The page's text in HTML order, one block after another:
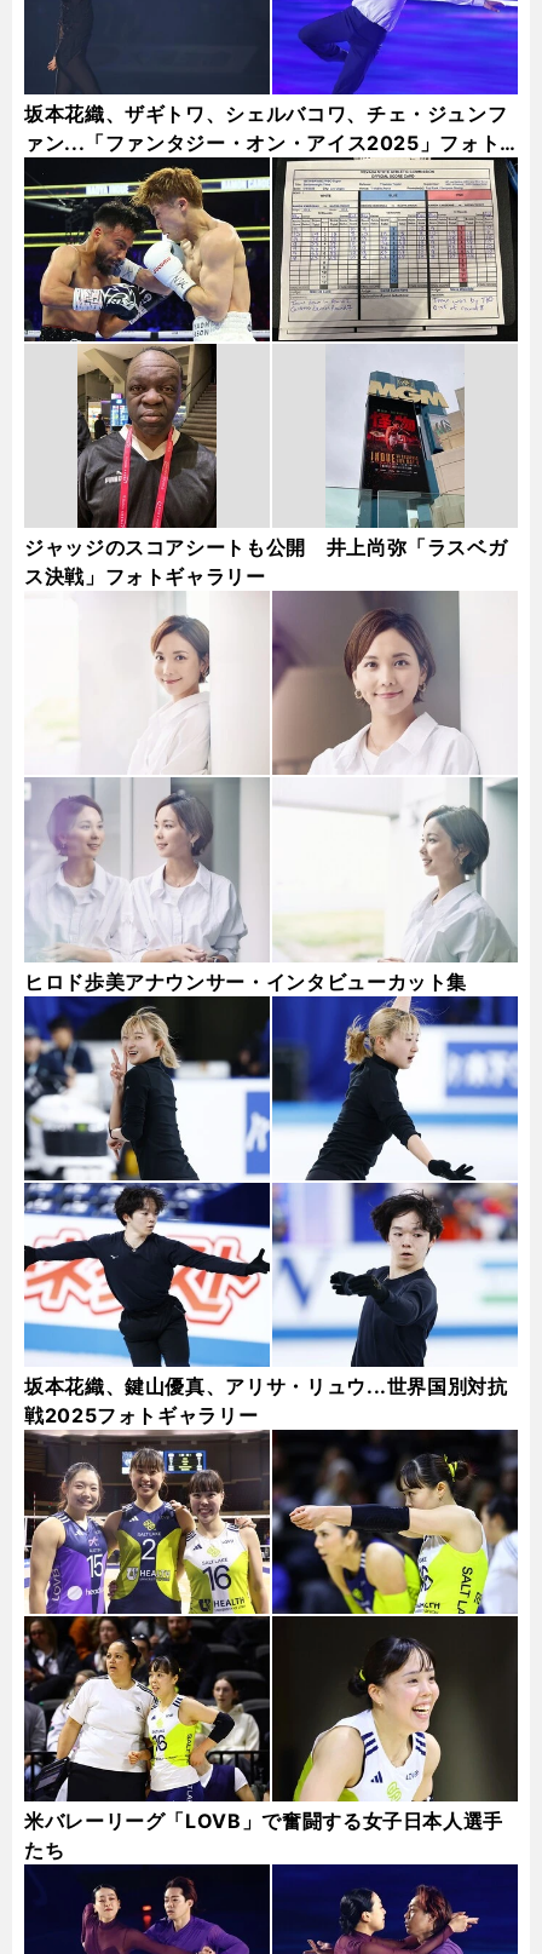
坂本花織、ザギトワ、シェルバコワ、チェ・ジュンフ
ァン...「ファンタジー・オン・アイス2025」フォト
ギャラリー
ジャッジのスコアシートも公開 井上尚弥「ラスベガ
ス決戦」フォトギャラリー
ヒロド歩美アナウンサー・インタビューカット集
坂本花織、鍵山優真、アリサ・リュウ...世界国別対抗
戦2025フォトギャラリー
米バレーリーグ「LOVB」で奮闘する女子日本人選手
たち